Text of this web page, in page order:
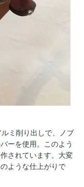
ミ削り出しで、ノブ
ーを使用。このよう
されています。大変
ような仕上がりで